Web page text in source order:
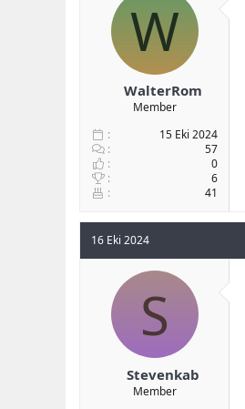
W
WalterRom
Member
15 Eki 2024
57
0
6
41
16 Eki 2024
S
Stevenkab
Member